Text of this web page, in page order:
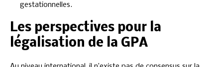
gestationnelles.
Les perspectives pour la
légalisation de la GPA